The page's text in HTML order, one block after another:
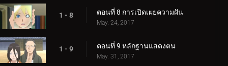
1 - 8 ตอนที่ 8 การเปิดเผยความฝัน
May. 24, 2017
1 - 9 ตอนที่ 9 หลักฐานแสดงตน
May. 31, 2017